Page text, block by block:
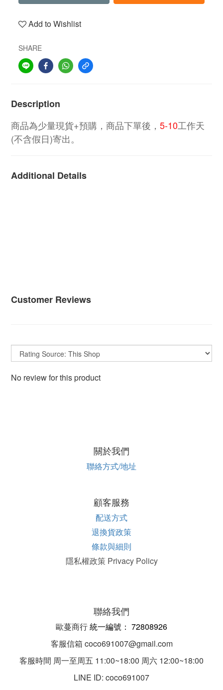
Add to Wishlist
SHARE
Description
商品為少量現貨+預購，商品下單後， 5-10工作天
(不含假日)寄出。
Additional Details
Customer Reviews
No review for this product
關於我們
聯絡方式/地址
顧客服務
配送方式
退換貨政策
條款與細則
隱私權政策 Privacy Policy
聯絡我們
歐蔓商行統一編號： 72808926
客服信箱 coco691007@gmail.com
客服時間 周一至周五 11:00~18:00 周六 12:00~18:00
LINE ID: coco691007